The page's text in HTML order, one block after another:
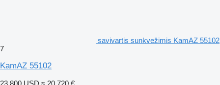
savivartis sunkvežimis KamAZ 55102
7
KamAZ 55102
23 800 USD ≈ 20 720 €